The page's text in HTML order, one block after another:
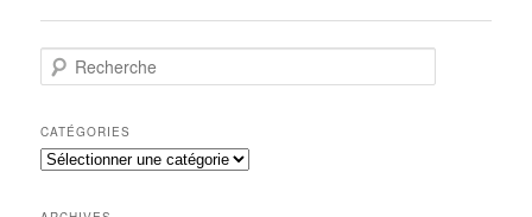
articles
e
h
e
r
CATÉGORIES
Catégories